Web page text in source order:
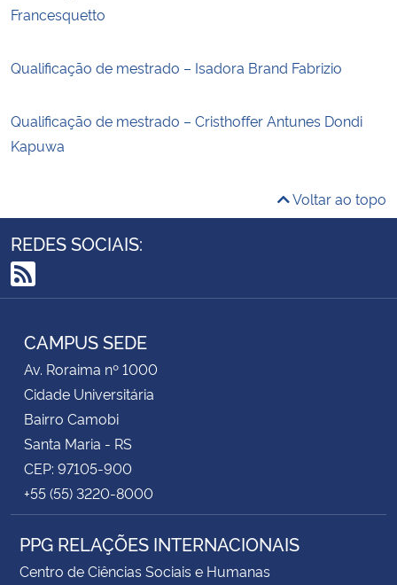
Francesquetto
Qualificação de mestrado – Isadora Brand Fabrizio
Qualificação de mestrado – Cristhoffer Antunes Dondi
Kapuwa
Voltar ao topo
REDES SOCIAIS:
RSS
CAMPUS SEDE
Av. Roraima nº 1000
Cidade Universitária
Bairro Camobi
Santa Maria - RS
CEP: 97105-900
+55 (55) 3220-8000
PPG RELAÇÕES INTERNACIONAIS
Centro de Ciências Sociais e Humanas